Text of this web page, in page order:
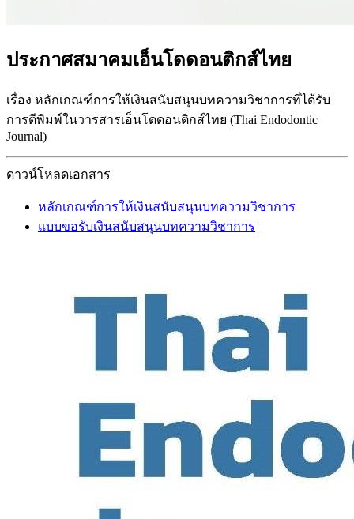
ประกาศสมาคมเอ็นโดดอนติกส์ไทย
เรื่อง หลักเกณฑ์การให้เงินสนับสนุนบทความวิชาการที่ได้รับ
การตีพิมพ์ในวารสารเอ็นโดดอนติกส์ไทย (Thai Endodontic
Journal)
ดาวน์โหลดเอกสาร
หลักเกณฑ์การให้เงินสนับสนุนบทความวิชาการ
แบบขอรับเงินสนับสนุนบทความวิชาการ